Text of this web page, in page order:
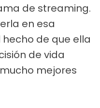
de streaming.
en esa
hecho de que ella
de vida
mejores